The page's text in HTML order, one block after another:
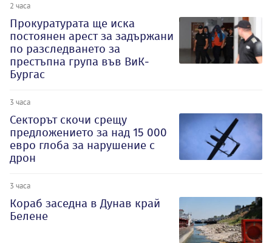
2 часа
Прокуратурата ще иска
постоянен арест за задържани
по разследването за
престъпна група във ВиК-
Бургас
3 часа
Секторът скочи срещу
предложението за над 15 000
евро глоба за нарушение с
дрон
3 часа
Кораб заседна в Дунав край
Белене